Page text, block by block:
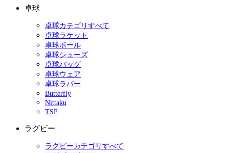
卓球
卓球カテゴリすべて
卓球ラケット
卓球ボール
卓球シューズ
卓球バッグ
卓球ウェア
卓球ラバー
Butterfly
Nittaku
TSP
ラグビー
ラグビーカテゴリすべて